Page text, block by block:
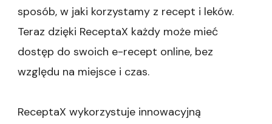
sposób, w jaki korzystamy z recept i leków.
Teraz dzięki ReceptaX każdy może mieć
dostęp do swoich e-recept online, bez
względu na miejsce i czas.
ReceptaX wykorzystuje innowacyjną